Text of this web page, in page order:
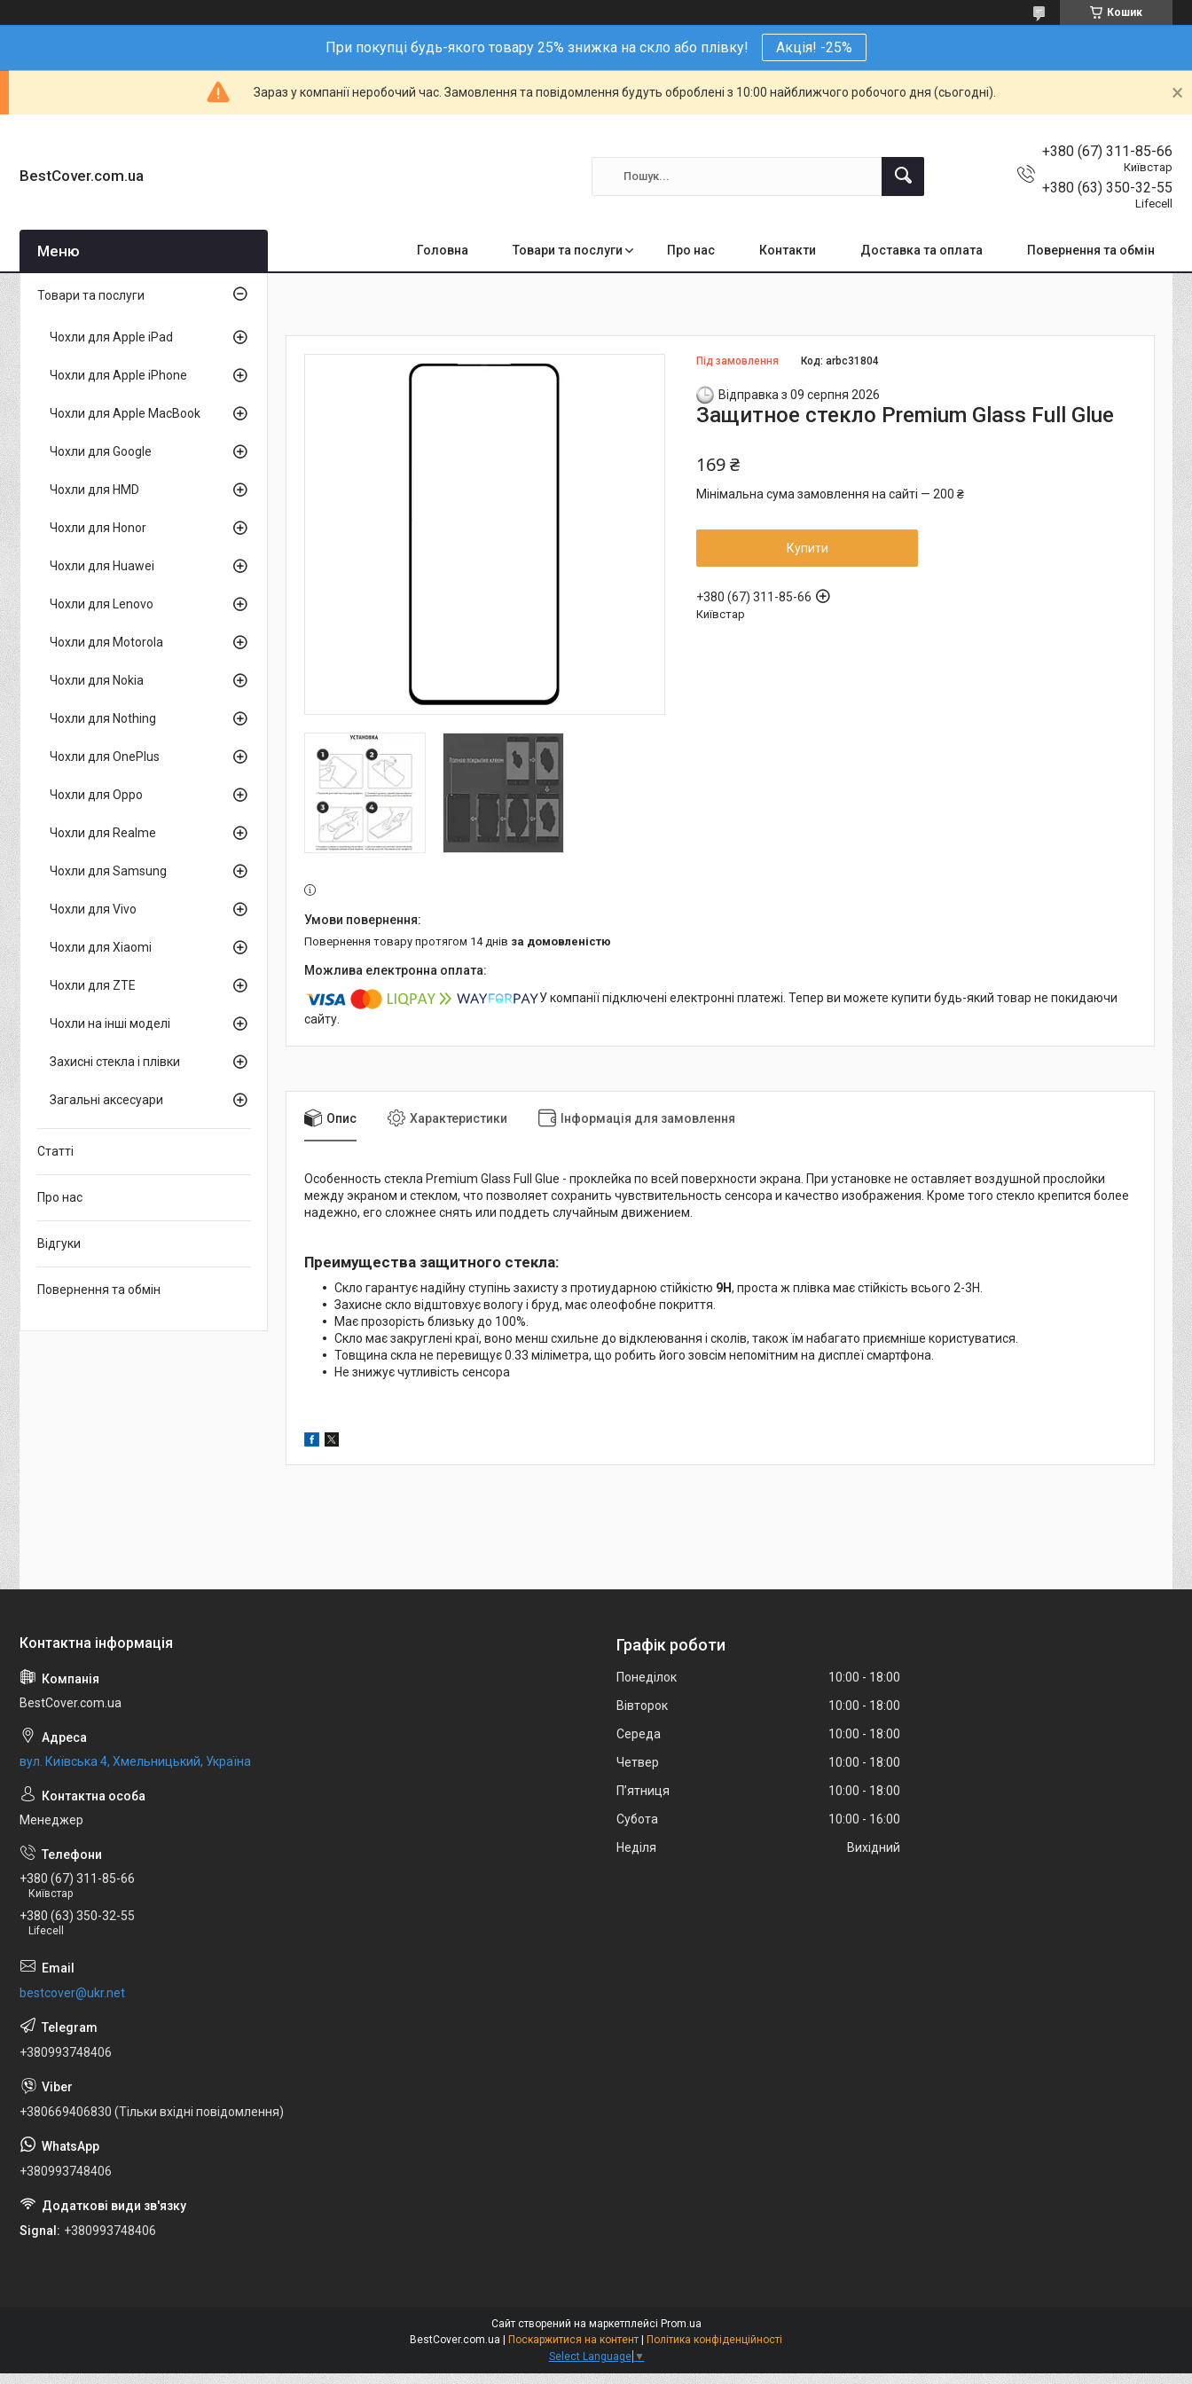
Кошик
При покупці будь-якого товару 25% знижка на скло або плівку! Акція! -25%
Зараз у компанії неробочий час. Замовлення та повідомлення будуть оброблені з 10:00 найближчого робочого дня (сьогодні).
BestCover.com.ua
+380 (67) 311-85-66
Київстар
+380 (63) 350-32-55
Lifecell
Головна Товари та послуги Про нас Контакти Доставка та оплата Повернення та обмін
Під замовлення Код:arbc31804
Відправка з 09 серпня 2026
Защитное стекло Premium Glass Full Glue
169 ₴
Мінімальна сума замовлення на сайті — 200 ₴
Купити
+380 (67) 311-85-66
Київстар
повернення товару протягом 14 днів за домовленістю
У компанії підключені електронні платежі. Тепер ви можете купити будь-який товар не покидаючи
сайту.
Опис Характеристики Інформація для замовлення
Особенность стекла Premium Glass Full Glue - проклейка по всей поверхности экрана. При установке не оставляет воздушной прослойки
между экраном и стеклом, что позволяет сохранить чувствительность сенсора и качество изображения. Кроме того стекло крепится более
надежно, его сложнее снять или поддеть случайным движением.
Преимущества защитного стекла:
Скло гарантує надійну ступінь захисту з протиударною стійкістю 9H, проста ж плівка має стійкість всього 2-3H.
Захисне скло відштовхує вологу і бруд, має олеофобне покриття.
Має прозорість близьку до 100%.
Скло має закруглені краї, воно менш схильне до відклеювання і сколів, також їм набагато приємніше користуватися.
Товщина скла не перевищує 0.33 міліметра, що робить його зовсім непомітним на дисплеї смартфона.
Не знижує чутливість сенсора
Товари та послуги
Чохли для Apple iPad
Чохли для Apple iPhone
Чохли для Apple MacBook
Чохли для Google
Чохли для HMD
Чохли для Honor
Чохли для Huawei
Чохли для Lenovo
Чохли для Motorola
Чохли для Nokia
Чохли для Nothing
Чохли для OnePlus
Чохли для Oppo
Чохли для Realme
Чохли для Samsung
Чохли для Vivo
Чохли для Xiaomi
Чохли для ZTE
Чохли на інші моделі
Захисні стекла і плівки
Загальні аксесуари
Статті
Про нас
Відгуки
Повернення та обмін
BestCover.com.ua
вул. Київська 4, Хмельницький, Україна
Менеджер
+380 (67) 311-85-66
Київстар
+380 (63) 350-32-55
Lifecell
bestcover@ukr.net
+380993748406
+380669406830 (Тільки вхідні повідомлення)
+380993748406
Signal +380993748406
Графік роботи
Понеділок 10:00
18:00
Вівторок
10:00
18:00
Середа
10:00
18:00
Четвер
10:00
18:00
Пʼятниця
10:00
18:00
Субота
10:00
16:00
Неділя
Вихідний
Сайт створений на маркетплейсі Prom.ua
Поскаржитися на контент
Політика конфіденційності
Select Language ▼